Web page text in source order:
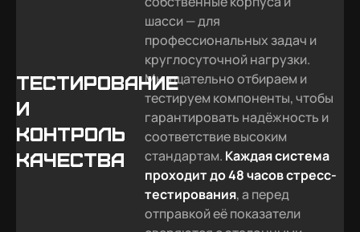
шасси — для
профессиональных задач и
круглосуточной нагрузки.
Тестирование
и
контроль
качества
Мы тщательно отбираем и
тестируем компоненты, чтобы
гарантировать надёжность и
соответствие высоким
стандартам. Каждая система
проходит до 48 часов стресс-
тестирования, а перед
отправкой её показатели